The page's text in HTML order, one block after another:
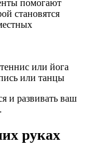
помогают
становятся
или йога
или танцы
и развивать ваш
руках